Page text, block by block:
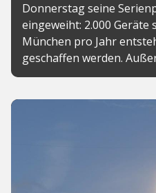
Donnerstag seine
eingeweiht: 2.000 Geräte
München pro Jahr
geschaffen werden.